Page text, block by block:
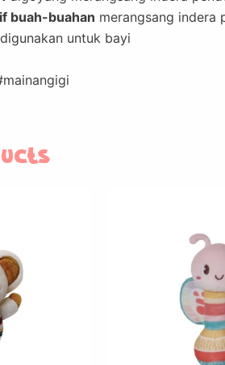
buah-buahan merangsang indera
untuk bayi